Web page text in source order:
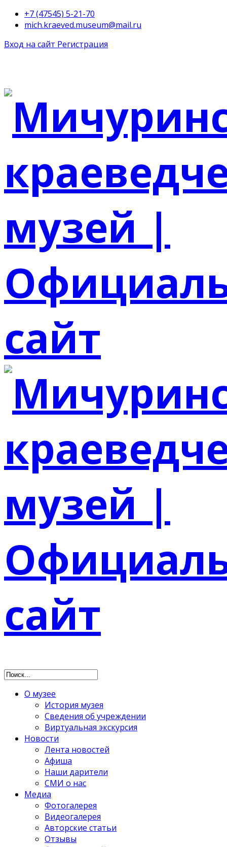
+7 (47545) 5-21-70
mich.kraeved.museum@mail.ru
Вход на сайт Регистрация
О музее
История музея
Сведения об учреждении
Виртуальная экскурсия
Новости
Лента новостей
Афиша
Наши дарители
СМИ о нас
Медиа
Фотогалерея
Видеогалерея
Авторские статьи
Отзывы